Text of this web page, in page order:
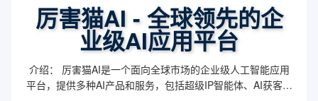
厉害猫AI - 全球领先的企
业级AI应用平台
介绍： 厉害猫AI是一个面向全球市场的企业级人工智能应用
平台，提供多种AI产品和服务，包括超级IP智能体、AI获客、